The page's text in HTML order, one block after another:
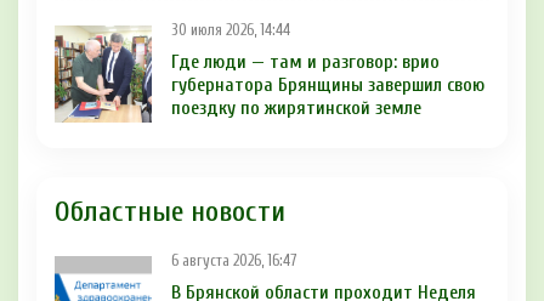
30 июля 2026, 14:44
Где люди — там и разговор: врио
губернатора Брянщины завершил свою
поездку по жирятинской земле
Областные новости
6 августа 2026, 16:47
В Брянской области проходит Неделя